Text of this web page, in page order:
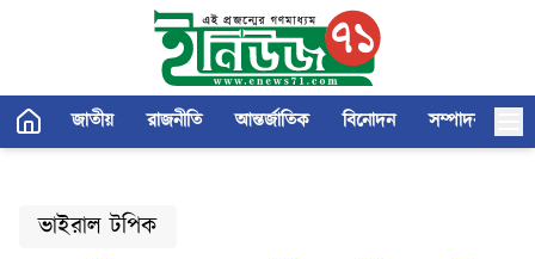
জাতীয় রাজনীতি আন্তর্জাতিক বিনোদন সম্পাদকীয়
ভাইরাল টপিক